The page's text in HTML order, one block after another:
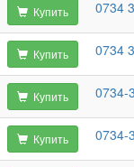
Купить 0734
Купить 0734
Купить 0734-
Купить 0734-